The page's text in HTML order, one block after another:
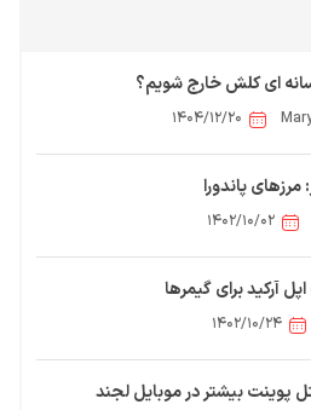
ای کلش خارج شویم؟
۱۴۰۴/۱۲/۲۰
مرزهای پاندورا
۱۴۰۲/۱۰/۰۲
آرکید برای گیمرها
۱۴۰۲/۱۰/۲۴
پوینت بیشتر در موبایل لجند